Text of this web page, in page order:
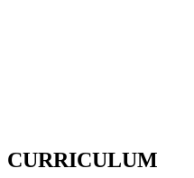
CURRICULUM